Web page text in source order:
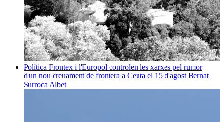
Política Frontex i l'Europol controlen les xarxes pel rumor
d'un nou creuament de frontera a Ceuta el 15 d'agost Bernat
Surroca Albet